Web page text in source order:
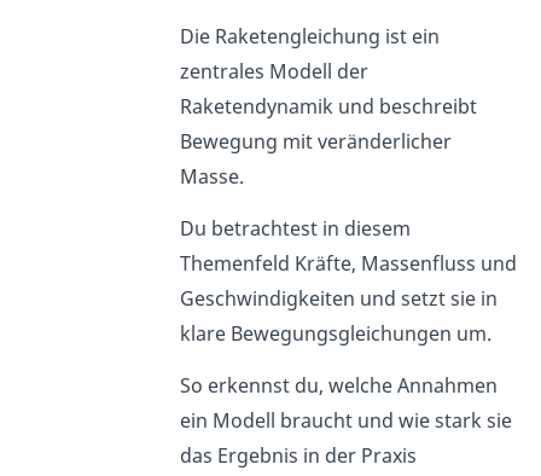
Die Raketengleichung ist ein
zentrales Modell der
Raketendynamik und beschreibt
Bewegung mit veränderlicher
Masse.
Du betrachtest in diesem
Themenfeld Kräfte, Massenfluss und
Geschwindigkeiten und setzt sie in
klare Bewegungsgleichungen um.
So erkennst du, welche Annahmen
ein Modell braucht und wie stark sie
das Ergebnis in der Praxis